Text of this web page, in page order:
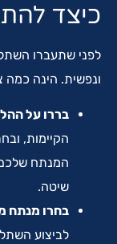
כיצד
לפני שתעברו
ונפשית. הינה כמה
בררו על
הקיימות,
המנתח שלכם
שיטה.
בחרו מנתח
לביצוע